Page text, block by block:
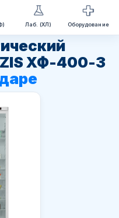
ХФ-400-3
Лаб. (ХЛ) Оборудование